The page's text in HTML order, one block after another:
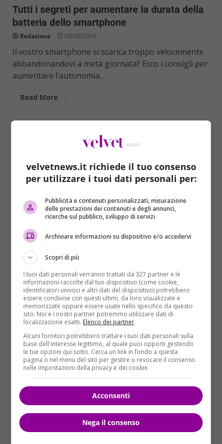
Tutti i segreti per aumentare la durata della
batteria dello smartphone
Redazione 09/08/2016
Il vostro smartphone si scarica troppo velocemente
abbandonandovi a metà giornata? Ecco i consigli per
aumentare l’autonomia...
Read More
La tragica fine di un atleta sloveno. Si tuffa
e scompare nelle acque [VIDEO]
Redazione Velvet News 09/08/2016
Initialize ads Tragedia durante una gara di tuffi
freestyle in Slovenia. Andrei Beuc, 34enne tuffatore
da grandi...
Read More
velvetnews.it richiede il tuo consenso
per utilizzare i tuoi dati personali per:
Pubblicità e contenuti personalizzati, misurazione
delle prestazioni dei contenuti e degli annunci,
ricerche sul pubblico, sviluppo di servizi
Archiviare informazioni su dispositivo e/o accedervi
Scopri di più
I tuoi dati personali verranno trattati da 327 partner e le
informazioni raccolte dal tuo dispositivo (come cookie,
identificatori univoci e altri dati del dispositivo) potrebbero
essere condivise con questi ultimi, da loro visualizzate e
memorizzate oppure essere usate nello specifico da questo
sito. Noi e i nostri partner potremmo utilizzare dati di
localizzazione esatti. Elenco dei partner.
Alcuni fornitori potrebbero trattare i tuoi dati personali sulla
base dell'interesse legittimo, al quale puoi opporti gestendo
le tue opzioni qui sotto. Cerca un link in fondo a questa
pagina o nel menu del sito per gestire o revocare il consenso
nelle impostazioni della privacy e dei cookie.
Acconsenti
Nega il consenso